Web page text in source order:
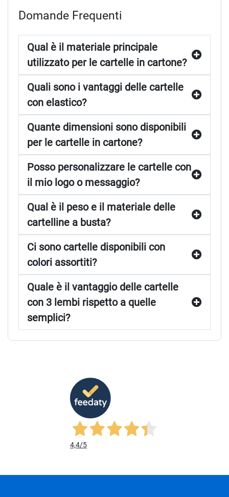
Domande Frequenti
Qual è il materiale principale
utilizzato per le cartelle in cartone?
Quali sono i vantaggi delle cartelle
con elastico?
Quante dimensioni sono disponibili
per le cartelle in cartone?
Posso personalizzare le cartelle con
il mio logo o messaggio?
Qual è il peso e il materiale delle
cartelline a busta?
Ci sono cartelle disponibili con
colori assortiti?
Quale è il vantaggio delle cartelle
con 3 lembi rispetto a quelle
semplici?
4,4/5